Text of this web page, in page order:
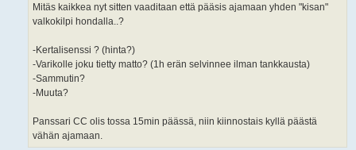
Mitäs kaikkea nyt sitten vaaditaan että pääsis ajamaan yhden "kisan"
valkokilpi hondalla..?
-Kertalisenssi ? (hinta?)
-Varikolle joku tietty matto? (1h erän selvinnee ilman tankkausta)
-Sammutin?
-Muuta?
Panssari CC olis tossa 15min päässä, niin kiinnostais kyllä päästä
vähän ajamaan.